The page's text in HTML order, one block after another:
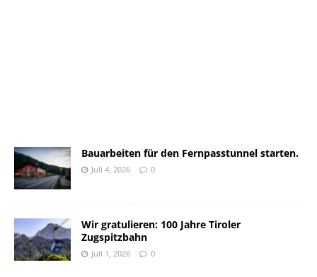
Bauarbeiten für den Fernpasstunnel starten.
Juli 4, 2026 0
Wir gratulieren: 100 Jahre Tiroler
Zugspitzbahn
Juli 1, 2026 0